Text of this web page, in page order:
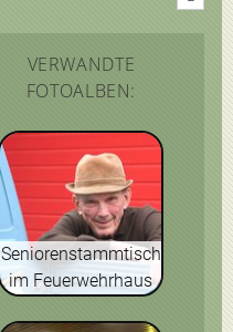
VERWANDTE
FOTOALBEN:
Seniorenstammtisch
im Feuerwehrhaus